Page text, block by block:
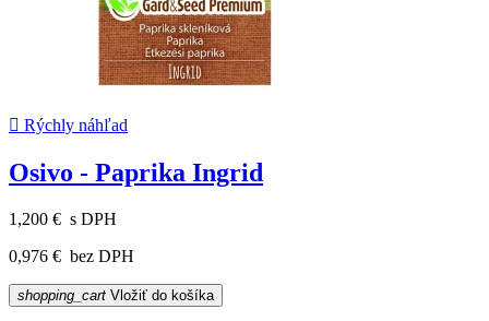
 Rýchly náhľad
Osivo - Paprika Ingrid
1,200 € s DPH
0,976 € bez DPH
shopping_cart Vložiť do košíka